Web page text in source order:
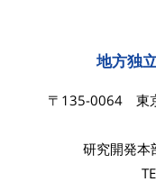
地方独
〒135-0064 東
研究開発